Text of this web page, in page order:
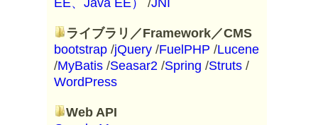
EE、Java EE）
/JNI
ライブラリ／Framework／CMS
bootstrap /jQuery /FuelPHP /Lucene
/MyBatis /Seasar2 /Spring /Struts /
WordPress
Web API